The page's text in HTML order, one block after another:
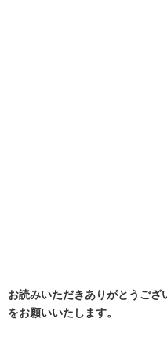
お読みいただきありがとうご
をお願いいたします。